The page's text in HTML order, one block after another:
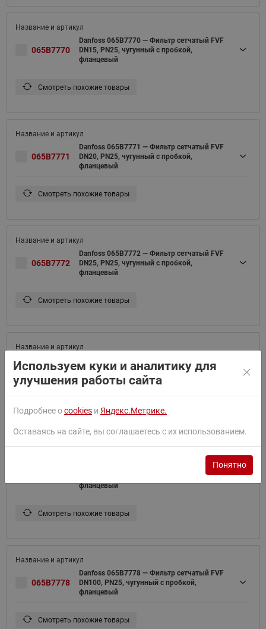
065B7770
Danfoss 065B7770 — Фильтр сетчатый FVF
DN15, PN25, чугунный с пробкой,
фланцевый
Смотреть похожие товары
065B7771
Danfoss 065B7771 — Фильтр сетчатый FVF
DN20, PN25, чугунный с пробкой,
фланцевый
Смотреть похожие товары
065B7772
Danfoss 065B7772 — Фильтр сетчатый FVF
DN25, PN25, чугунный с пробкой,
фланцевый
Смотреть похожие товары
065B7773
DN32, PN25, чугунный с пробкой,
фланцевый
Смотреть похожие товары
Danfoss 065B7774 — Фильтр сетчатый FVF
фланцевый
Смотреть похожие товары
065B7778
Danfoss 065B7778 — Фильтр сетчатый FVF
DN100, PN25, чугунный с пробкой,
фланцевый
Смотреть похожие товары
Используем куки и аналитику для
улучшения работы сайта
Подробнее оcookies и Яндекс.Метрике.
Оставаясь на сайте, вы соглашаетесь с их использованием.
Понятно